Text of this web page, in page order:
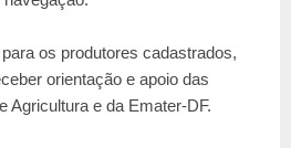
os produtores cadastrados,
orientação e apoio das
Agricultura e da Emater-DF.